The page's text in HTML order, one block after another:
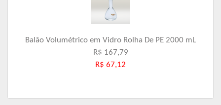
Balão Volumétrico em Vidro Rolha De PE 2000 mL
R$ 167,79
R$ 67,12